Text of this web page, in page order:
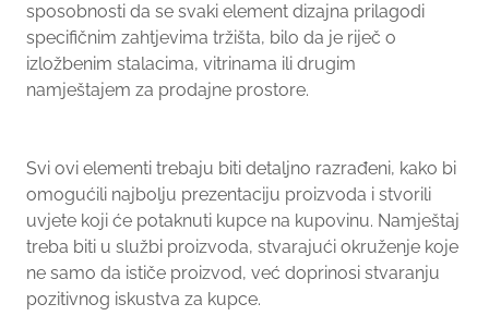
sposobnosti da se svaki element dizajna prilagodi
specifičnim zahtjevima tržišta, bilo da je riječ o
izložbenim stalacima, vitrinama ili drugim
namještajem za prodajne prostore.
Svi ovi elementi trebaju biti detaljno razrađeni, kako bi
omogućili najbolju prezentaciju proizvoda i stvorili
uvjete koji će potaknuti kupce na kupovinu. Namještaj
treba biti u službi proizvoda, stvarajući okruženje koje
ne samo da ističe proizvod, već doprinosi stvaranju
pozitivnog iskustva za kupce.